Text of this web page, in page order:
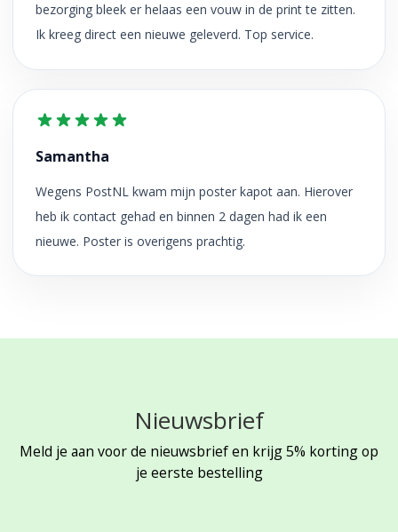
bezorging bleek er helaas een vouw in de print te zitten.
Ik kreeg direct een nieuwe geleverd. Top service.
Samantha
Wegens PostNL kwam mijn poster kapot aan. Hierover
heb ik contact gehad en binnen 2 dagen had ik een
nieuwe. Poster is overigens prachtig.
Nieuwsbrief
Meld je aan voor de nieuwsbrief en krijg 5% korting op
je eerste bestelling